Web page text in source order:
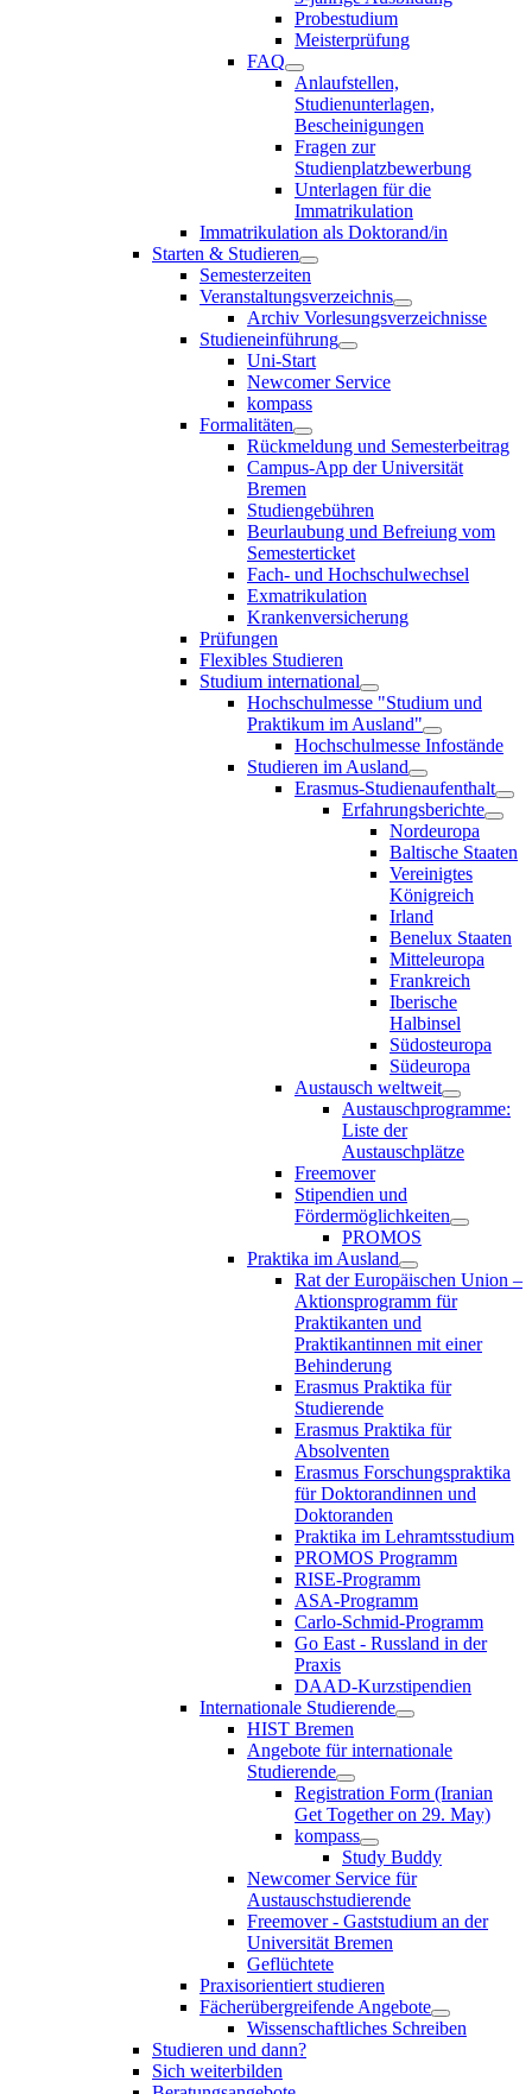
Probestudium
Meisterprüfung
FAQ
Anlaufstellen,
Studienunterlagen,
Bescheinigungen
Fragen zur
Studienplatzbewerbung
Unterlagen für die
Immatrikulation
Immatrikulation als Doktorand/in
Starten & Studieren
Semesterzeiten
Veranstaltungsverzeichnis
Archiv Vorlesungsverzeichnisse
Studieneinführung
Uni-Start
Newcomer Service
kompass
Formalitäten
Rückmeldung und Semesterbeitrag
Campus-App der Universität
Bremen
Studiengebühren
Beurlaubung und Befreiung vom
Semesterticket
Fach- und Hochschulwechsel
Exmatrikulation
Krankenversicherung
Prüfungen
Flexibles Studieren
Studium international
Hochschulmesse "Studium und
Praktikum im Ausland"
Hochschulmesse Infostände
Studieren im Ausland
Erasmus-Studienaufenthalt
Erfahrungsberichte
Nordeuropa
Baltische Staaten
Vereinigtes
Königreich
Irland
Benelux Staaten
Mitteleuropa
Frankreich
Iberische
Halbinsel
Südosteuropa
Südeuropa
Austausch weltweit
Austauschprogramme:
Liste der
Austauschplätze
Freemover
Stipendien und
Fördermöglichkeiten
PROMOS
Praktika im Ausland
Rat der Europäischen Union –
Aktionsprogramm für
Praktikanten und
Praktikantinnen mit einer
Behinderung
Erasmus Praktika für
Studierende
Erasmus Praktika für
Absolventen
Erasmus Forschungspraktika
für Doktorandinnen und
Doktoranden
Praktika im Lehramtsstudium
PROMOS Programm
RISE-Programm
ASA-Programm
Carlo-Schmid-Programm
Go East - Russland in der
Praxis
DAAD-Kurzstipendien
Internationale Studierende
HIST Bremen
Angebote für internationale
Studierende
Registration Form (Iranian
Get Together on 29. May)
kompass
Study Buddy
Newcomer Service für
Austauschstudierende
Freemover - Gaststudium an der
Universität Bremen
Geflüchtete
Praxisorientiert studieren
Fächerübergreifende Angebote
Wissenschaftliches Schreiben
Studieren und dann?
Sich weiterbilden